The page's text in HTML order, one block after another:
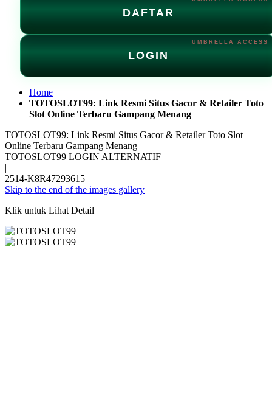
DAFTAR
LOGIN
Home
TOTOSLOT99: Link Resmi Situs Gacor & Retailer Toto
Slot Online Terbaru Gampang Menang
TOTOSLOT99: Link Resmi Situs Gacor & Retailer Toto Slot
Online Terbaru Gampang Menang
TOTOSLOT99 LOGIN ALTERNATIF
|
2514-K8R47293615
Skip to the end of the images gallery
Klik untuk Lihat Detail